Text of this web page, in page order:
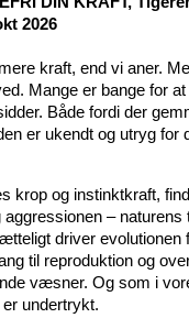
2026
kraft, end vi aner.
Mange er bange for at
Både fordi der
er ukendt og utryg for
krop og instinktkraft,
aggressionen – naturens
driver evolutionen
til reproduktion og
væsner. Og som i
undertrykt.